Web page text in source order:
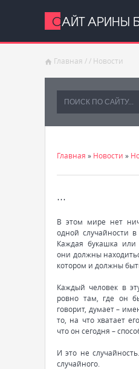
САЙТ АРИНЫ
Главная / / Новости
Главная » Новости »
...
В этом мире нет
одной случайности
Каждая букашка
они должны
котором и должны
Каждый человек в
ровно там, где он
говорит, думает –
то, на что хватает
что он сегодня –
И это не
случайного.